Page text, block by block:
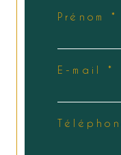
Prénom *
E-mail *